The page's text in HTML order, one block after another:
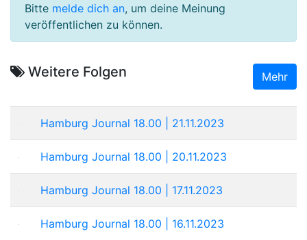
Bitte melde dich an, um deine Meinung
veröffentlichen zu können.
Weitere Folgen Mehr
Hamburg Journal 18.00 | 21.11.2023
Hamburg Journal 18.00 | 20.11.2023
Hamburg Journal 18.00 | 17.11.2023
Hamburg Journal 18.00 | 16.11.2023